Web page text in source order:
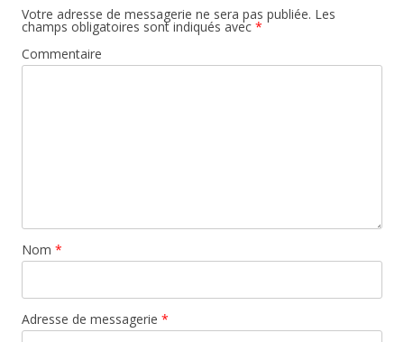
Votre adresse de messagerie ne sera pas publiée. Les
champs obligatoires sont indiqués avec *
Commentaire
Nom *
Adresse de messagerie *